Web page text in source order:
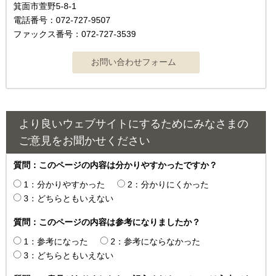
箕面市萱野5-8-1
電話番号：072-727-9507
ファックス番号：072-727-3539
より良いウェブサイトにするためにみなさまの
ご意見をお聞かせください
質問：このページの内容は分かりやすかったですか？
1：分かりやすかった
2：分かりにくかった
3：どちらともいえない
質問：このページの内容は参考になりましたか？
1：参考になった
2：参考にならなかった
3：どちらともいえない